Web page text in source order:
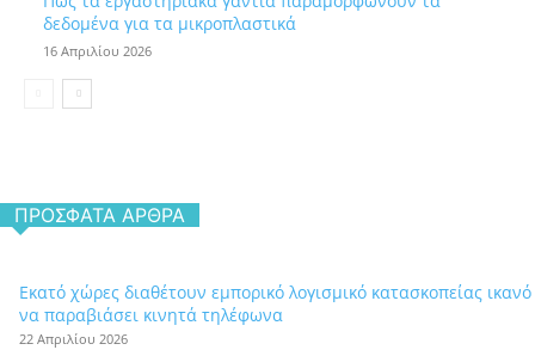
δεδομένα για τα μικροπλαστικά
16 Απριλίου 2026
ΠΡΌΣΦΑΤΑ ΆΡΘΡΑ
Εκατό χώρες διαθέτουν εμπορικό λογισμικό κατασκοπείας ικανό
να παραβιάσει κινητά τηλέφωνα
22 Απριλίου 2026